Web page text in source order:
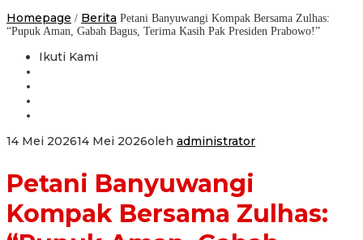
Homepage / Berita Petani Banyuwangi Kompak Bersama Zulhas:
“Pupuk Aman, Gabah Bagus, Terima Kasih Pak Presiden Prabowo!”
Ikuti Kami
14 Mei 202614 Mei 2026oleh administrator
Petani Banyuwangi
Kompak Bersama Zulhas: